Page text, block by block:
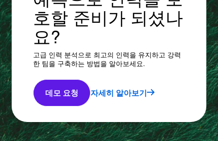
호할 준비가 되셨나
요?
고급 인력 분석으로 최고의 인력을 유지하고 강력
한 팀을 구축하는 방법을 알아보세요.
데모 요청 자세히 알아보기